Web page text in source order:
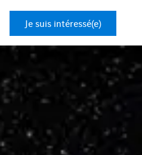
Je suis intéressé(e)